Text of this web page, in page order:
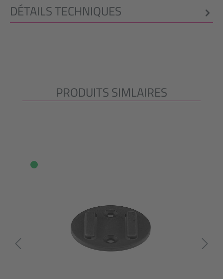
DÉTAILS TECHNIQUES
Ignorer la galerie de produits
PRODUITS SIMLAIRES